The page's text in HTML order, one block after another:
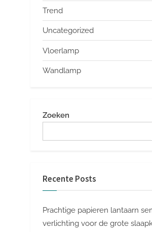
Trend
Uncategorized
Vloerlamp
Wandlamp
Zoeken
Recente Posts
Prachtige papieren lantaarn
verlichting voor de grote